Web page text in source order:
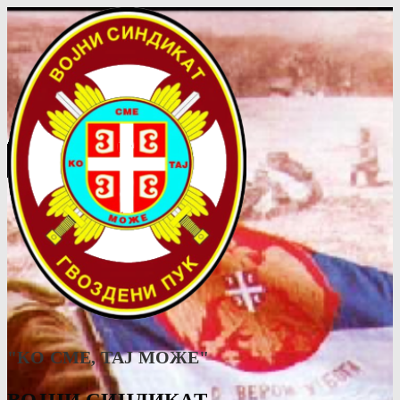
"КО СМЕ, ТАJ МОЖЕ"